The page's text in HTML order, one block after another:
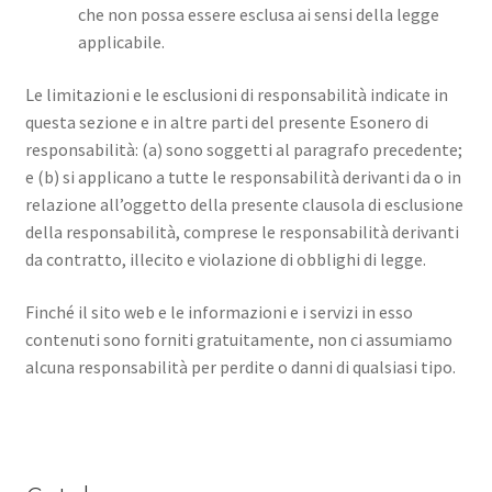
che non possa essere esclusa ai sensi della legge
applicabile.
Le limitazioni e le esclusioni di responsabilità indicate in
questa sezione e in altre parti del presente Esonero di
responsabilità: (a) sono soggetti al paragrafo precedente;
e (b) si applicano a tutte le responsabilità derivanti da o in
relazione all’oggetto della presente clausola di esclusione
della responsabilità, comprese le responsabilità derivanti
da contratto, illecito e violazione di obblighi di legge.
Finché il sito web e le informazioni e i servizi in esso
contenuti sono forniti gratuitamente, non ci assumiamo
alcuna responsabilità per perdite o danni di qualsiasi tipo.